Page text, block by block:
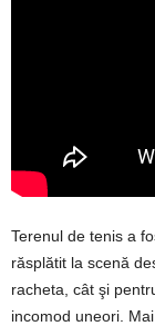
Terenul de tenis a
răsplătit la scenă
racheta, cât şi
incomod uneori.